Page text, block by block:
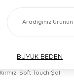
BÜYÜK BEDEN
Kırmızı Soft Touch Şal